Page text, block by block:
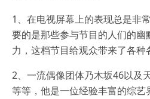
1、在电视屏幕上的表现总是非
要的是那些参与节目的人们的
力，这档节目给观众带来了各种
2、一流偶像团体乃木坂46以及
等等，他是一位经验丰富的综